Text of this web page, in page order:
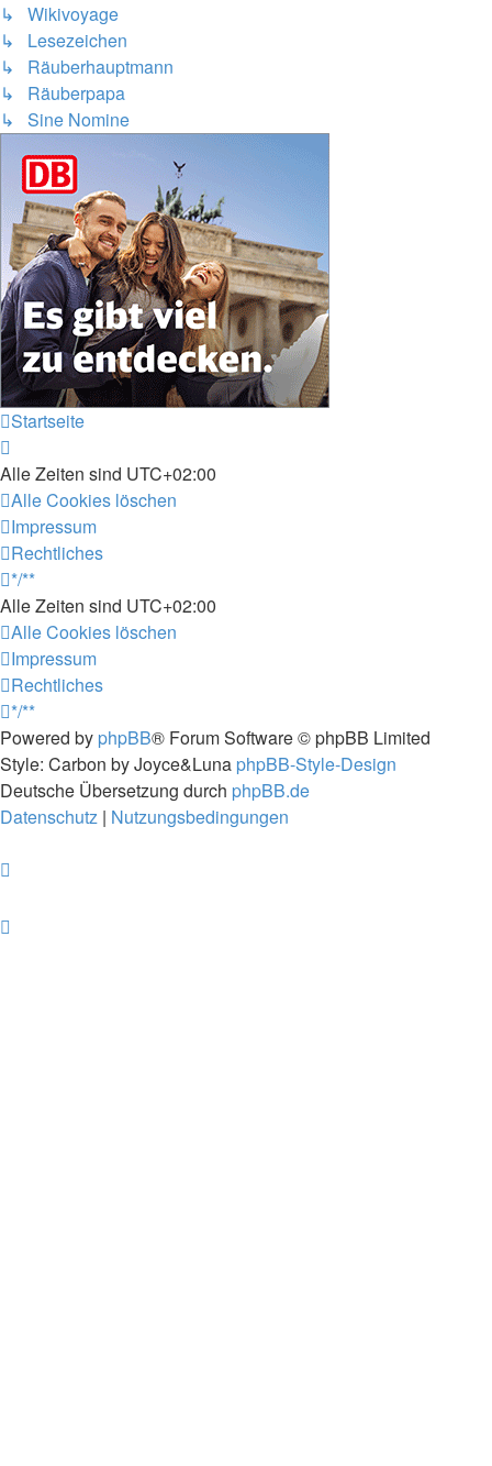
↳ Wikivoyage
↳ Lesezeichen
↳ Räuberhauptmann
↳ Räuberpapa
↳ Sine Nomine
Startseite
Alle Zeiten sind UTC+02:00
Alle Cookies löschen
Impressum
Rechtliches
*/**
Alle Zeiten sind UTC+02:00
Alle Cookies löschen
Impressum
Rechtliches
*/**
Powered by phpBB® Forum Software © phpBB Limited
Style: Carbon by Joyce&Luna phpBB-Style-Design
Deutsche Übersetzung durch phpBB.de
Datenschutz | Nutzungsbedingungen